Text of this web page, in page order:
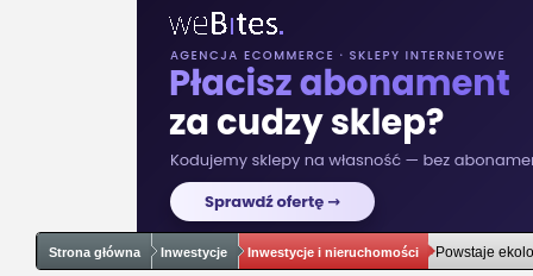
Strona główna Inwestycje Inwestycje i nieruchomości Powstaje